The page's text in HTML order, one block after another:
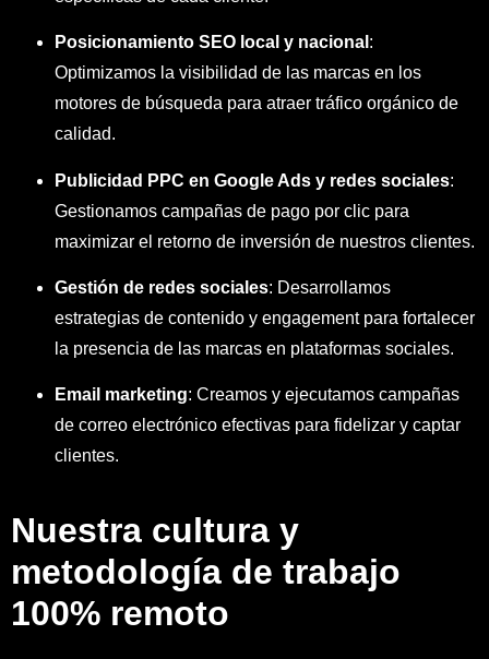
Posicionamiento SEO local y nacional :
Optimizamos la visibilidad de las marcas en los
motores de búsqueda para atraer tráfico orgánico de
calidad.
Publicidad PPC en Google Ads y redes sociales:
Gestionamos campañas de pago por clic para
maximizar el retorno de inversión de nuestros clientes.
Gestión de redes sociales: Desarrollamos
estrategias de contenido y engagement para fortalecer
la presencia de las marcas en plataformas sociales.
Email marketing: Creamos y ejecutamos campañas
de correo electrónico efectivas para fidelizar y captar
clientes.
Nuestra cultura y
metodología de trabajo
100% remoto